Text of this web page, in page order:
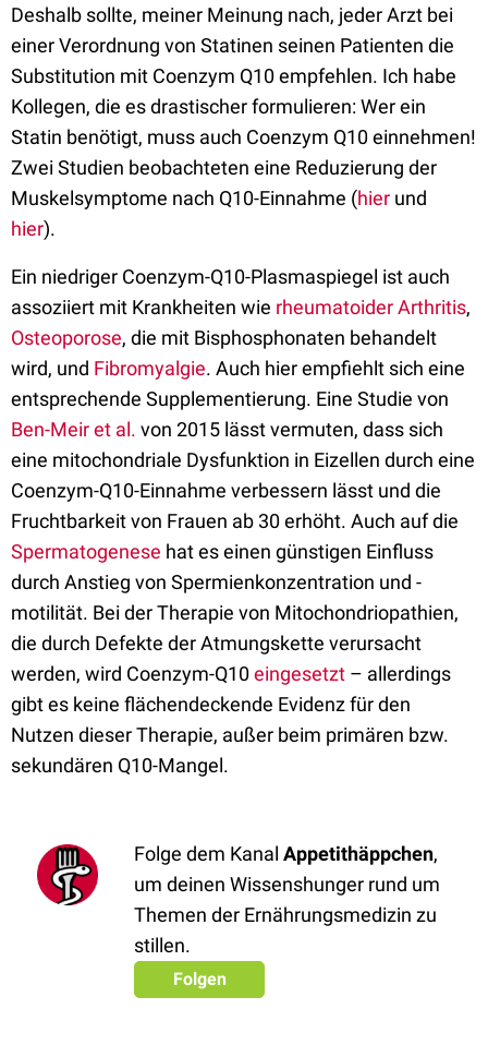
Deshalb sollte, meiner Meinung nach, jeder Arzt bei
einer Verordnung von Statinen seinen Patienten die
Substitution mit Coenzym Q10 empfehlen. Ich habe
Kollegen, die es drastischer formulieren: Wer ein
Statin benötigt, muss auch Coenzym Q10 einnehmen!
Zwei Studien beobachteten eine Reduzierung der
Muskelsymptome nach Q10-Einnahme (hier und
hier).
Ein niedriger Coenzym-Q10-Plasmaspiegel ist auch
assoziiert mit Krankheiten wie rheumatoider Arthritis,
Osteoporose, die mit Bisphosphonaten behandelt
wird, und Fibromyalgie. Auch hier empfiehlt sich eine
entsprechende Supplementierung. Eine Studie von
Ben-Meir et al. von 2015 lässt vermuten, dass sich
eine mitochondriale Dysfunktion in Eizellen durch eine
Coenzym-Q10-Einnahme verbessern lässt und die
Fruchtbarkeit von Frauen ab 30 erhöht. Auch auf die
Spermatogenese hat es einen günstigen Einfluss
durch Anstieg von Spermienkonzentration und -
motilität. Bei der Therapie von Mitochondriopathien,
die durch Defekte der Atmungskette verursacht
werden, wird Coenzym-Q10eingesetzt – allerdings
gibt es keine flächendeckende Evidenz für den
Nutzen dieser Therapie, außer beim primären bzw.
sekundären Q10-Mangel.
Folge dem Kanal Appetithäppchen,
um deinen Wissenshunger rund um
Themen der Ernährungsmedizin zu
stillen.
Folgen